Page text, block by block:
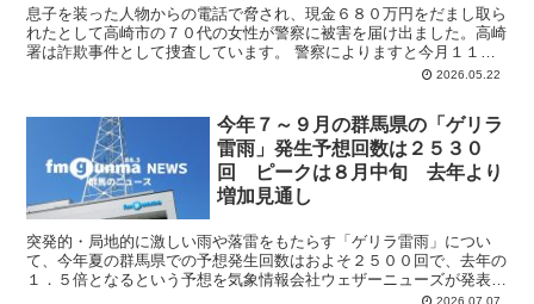
息子を装った人物からの電話で脅され、現金６８０万円をだまし取ら
れたとして高崎市の７０代の女性が警察に被害を届け出ました。高崎
署は詐欺事件として捜査しています。 警察によりますと今月１１
日、高崎市の７７歳の女性宅に息子などを名乗る人物から「２...
2026.05.22
今年７～９月の群馬県の「ゲリラ
雷雨」発生予想回数は２５３０
回 ピークは８月中旬 去年より
増加見通し
突発的・局地的に激しい雨や落雷をもたらす「ゲリラ雷雨」につい
て、今年夏の群馬県での予想発生回数はおよそ２５００回で、去年の
１．５倍となるという予想を気象情報会社ウェザーニューズが発表し
ました。 ウェザーニューズによりますと７月から９月のゲリ...2026.07.07